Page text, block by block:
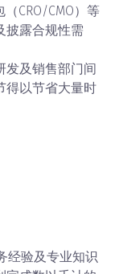
CRO/CMO）等
披露合规性需
发及销售部门间
得以节省大量时
经验及专业知识